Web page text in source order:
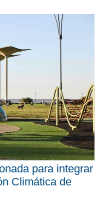
para integrar
Climática de